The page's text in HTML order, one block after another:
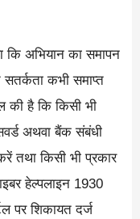
अभियान का समापन
कभी समाप्त
की है कि किसी भी
अथवा बैंक संबंधी
तथा किसी भी प्रकार
हेल्पलाइन 1930
पर शिकायत दर्ज